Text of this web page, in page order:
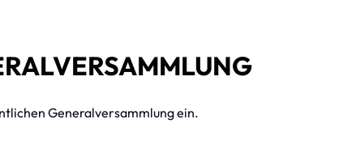
Generalversammlung ein.